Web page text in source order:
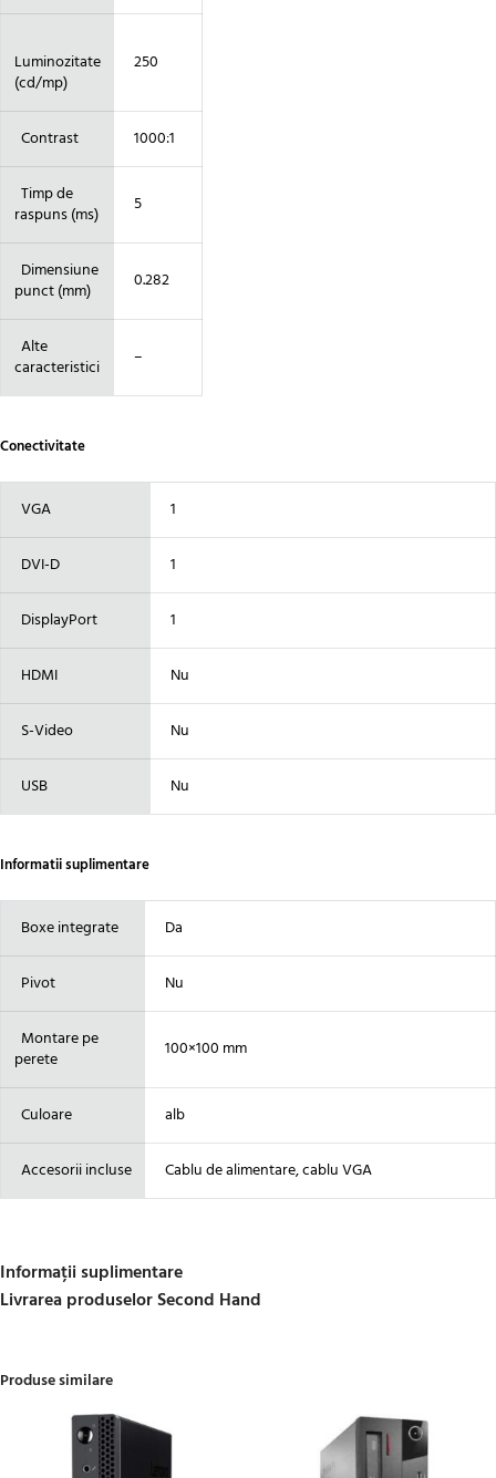
Luminozitate
(cd/mp)
250
Contrast 1000:1
Timp de
raspuns (ms)
5
Dimensiune
punct (mm)
0.282
Alte
caracteristici
–
Conectivitate
VGA 1
DVI-D 1
DisplayPort 1
HDMI Nu
S-Video Nu
USB Nu
Informatii suplimentare
Boxe integrate Da
Pivot Nu
Montare pe
perete
100×100 mm
Culoare alb
Accesorii incluse Cablu de alimentare, cablu VGA
Informații suplimentare
Livrarea produselor Second Hand
Produse similare